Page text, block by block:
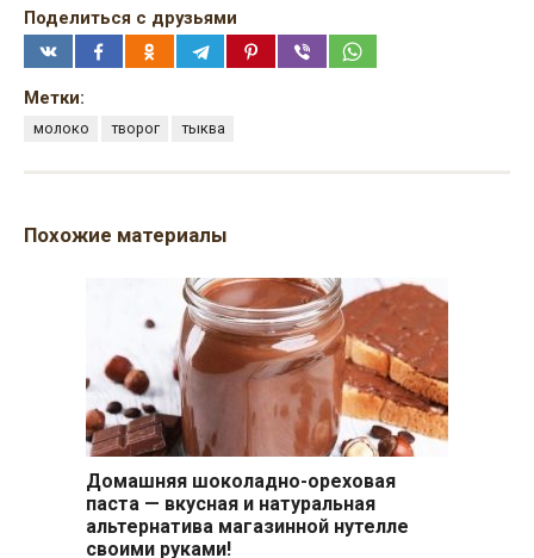
Поделиться с друзьями
Метки:
молоко творог тыква
Похожие материалы
Домашняя шоколадно-ореховая
паста — вкусная и натуральная
альтернатива магазинной нутелле
своими руками!